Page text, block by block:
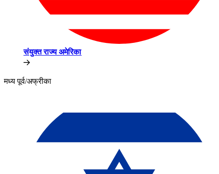
संयुक्त राज्य अमेरिका​​
मध्य पूर्व/अफ्रीका​​